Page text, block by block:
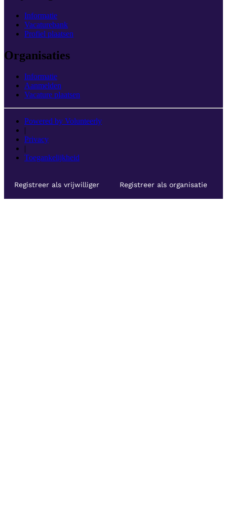
Informatie
Vacaturebank
Profiel plaatsen
Organisaties
Informatie
Aanmelden
Vacature plaatsen
Powered by Volunteerly
|
Privacy
|
Toegankelijkheid
Registreer als vrijwilliger Registreer als organisatie